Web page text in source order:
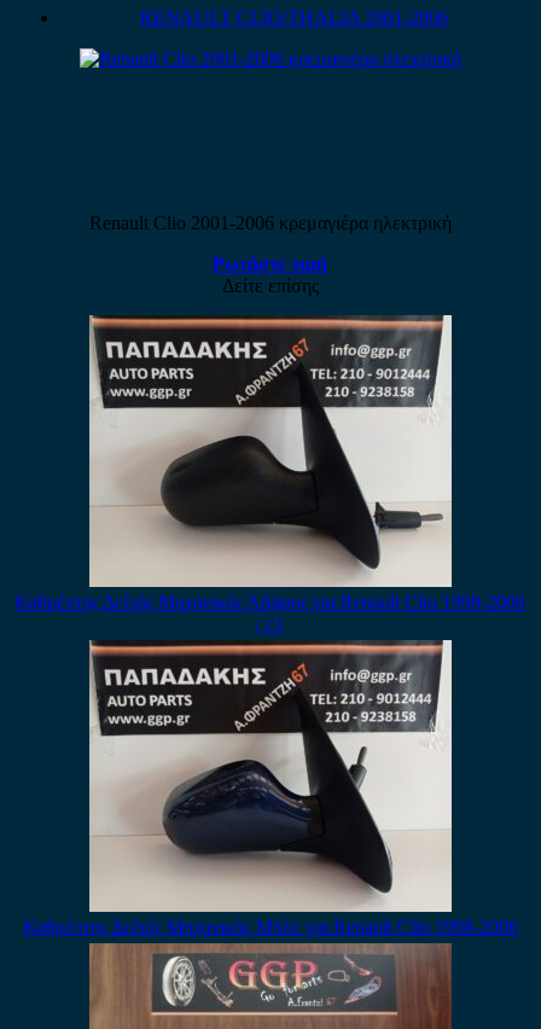
RENAULT CLIO/THALIA 2001-2006
Renault Clio 2001-2006 κρεμαγιέρα ηλεκτρική
Ρωτήστε τιμή
Δείτε επίσης
Καθρέπτης Δεξιός Μηχανικός Άβαφος για Renault Clio 1998-2006
/ c1
Καθρέπτης Δεξιός Μηχανικός Μπλε για Renault Clio 1998-2006